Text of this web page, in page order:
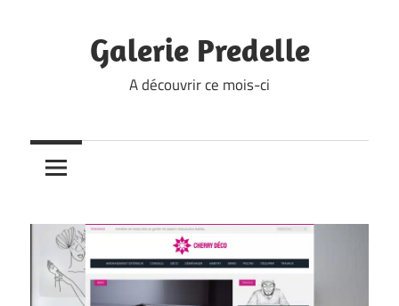
Galerie Predelle
A découvrir ce mois-ci